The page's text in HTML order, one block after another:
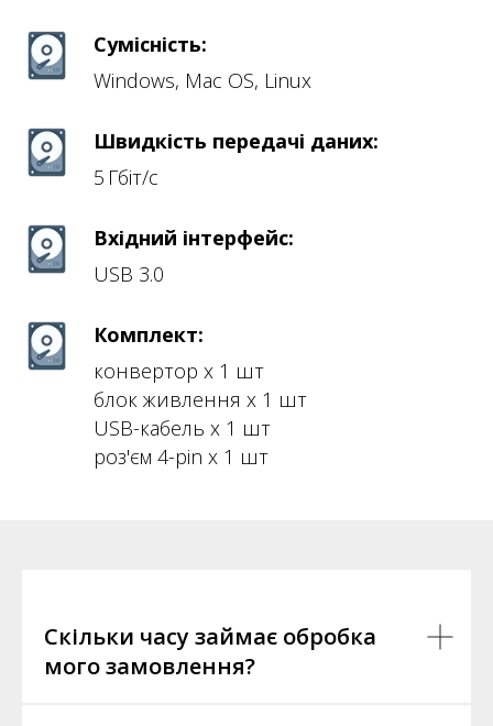
Сумісність:
Windows, Mac OS, Linux
Швидкість передачі даних:
5 Гбіт/с
Вхідний інтерфейс:
USB 3.0
Комплект:
конвертор х 1 шт
блок живлення х 1 шт
USB-кабель х 1 шт
роз'єм 4-pin х 1 шт
Скільки часу займає обробка
мого замовлення?